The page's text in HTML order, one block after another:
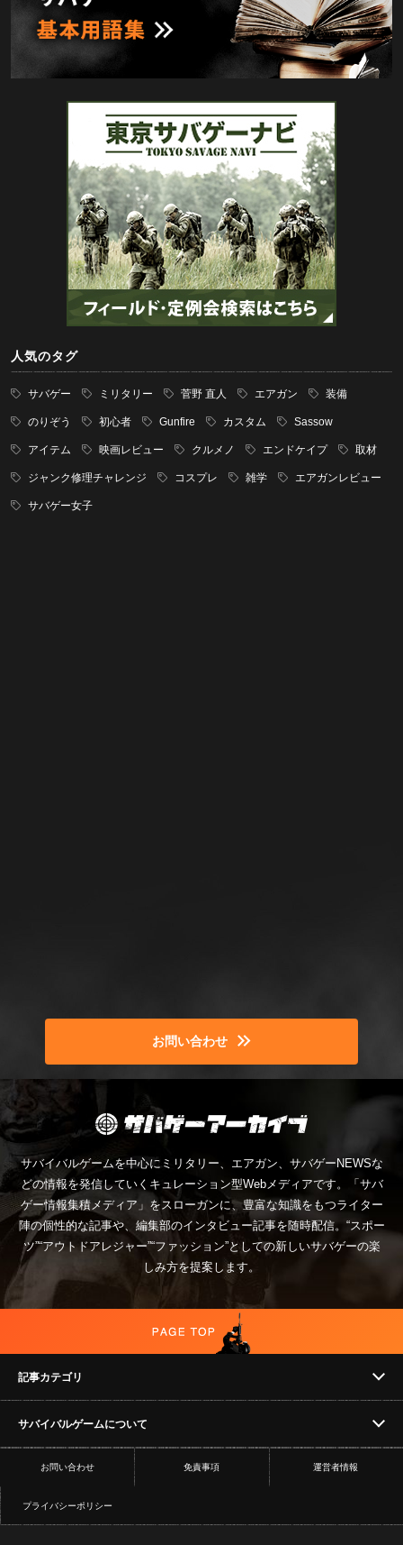
人気のタグ
サバゲー ミリタリー 菅野 直人 エアガン 装備
のりぞう 初心者 Gunfire カスタム Sassow
アイテム 映画レビュー クルメノ エンドケイプ 取材
ジャンク修理チャレンジ コスプレ 雑学 エアガンレビュー
サバゲー女子
お問い合わせ
サバイバルゲームを中心にミリタリー、エアガン、サバゲーNEWSな
どの情報を発信していくキュレーション型Webメディアです。「サバ
ゲー情報集積メディア」をスローガンに、豊富な知識をもつライター
陣の個性的な記事や、編集部のインタビュー記事を随時配信。“スポー
ツ”“アウトドアレジャー”“ファッション”としての新しいサバゲーの楽
しみ方を提案します。
記事カテゴリ
NEWS
イベント
コラム
サバイバルゲームについて
フィールド
お問い合わせ 免責事項 運営者情報
プライバシーポリシー